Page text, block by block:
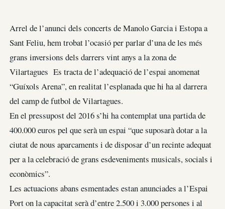
Arrel de l’anunci dels concerts de Manolo Garcia i Estopa a
Sant Feliu, hem trobat l’ocasió per parlar d’una de les més
grans inversions dels darrers vint anys a la zona de
Vilartagues Es tracta de l’adequació de l’espai anomenat
“Guíxols Arena”, en realitat l’esplanada que hi ha al darrera
del camp de futbol de Vilartagues.
En el pressupost del 2016 s’hi ha contemplat una partida de
400.000 euros pel que serà un espai “que suposarà dotar a la
ciutat de nous aparcaments i de disposar d’un recinte adequat
per a la celebració de grans esdeveniments musicals, socials i
econòmics”.
Les actuacions abans esmentades estan anunciades a l’Espai
Port on la capacitat serà d’entre 2.500 i 3.000 persones i al